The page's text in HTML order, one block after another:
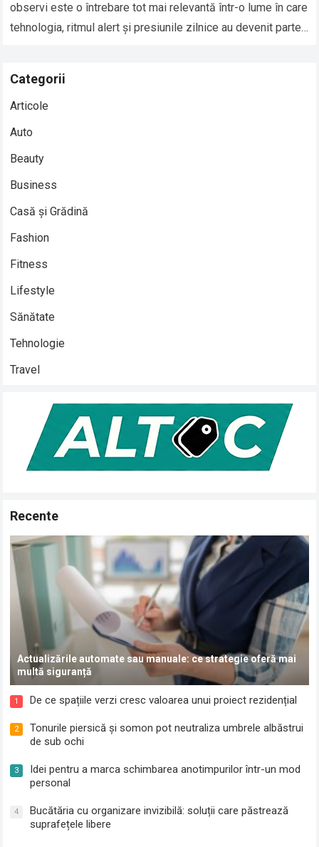
observi este o întrebare tot mai relevantă într-o lume în care
tehnologia, ritmul alert și presiunile zilnice au devenit parte…
Categorii
Articole
Auto
Beauty
Business
Casă și Grădină
Fashion
Fitness
Lifestyle
Sănătate
Tehnologie
Travel
Recente
Actualizările automate sau manuale: ce strategie oferă mai
multă siguranță
1 De ce spațiile verzi cresc valoarea unui proiect rezidențial
2
Tonurile piersică și somon pot neutraliza umbrele albăstrui
de sub ochi
3
Idei pentru a marca schimbarea anotimpurilor într-un mod
personal
4
Bucătăria cu organizare invizibilă: soluții care păstrează
suprafețele libere